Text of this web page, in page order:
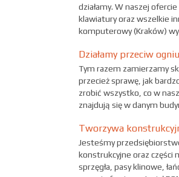
działamy. W naszej
klawiatury oraz wszelkie
komputerowy (Kraków)
Działamy przeciw ogniu
Tym razem zamierzamy
przecież sprawę, jak
zrobić wszystko, co w
znajdują się w danym
Tworzywa
Jesteśmy
konstrukcyjne oraz części
sprzęgła, pasy klinowe,